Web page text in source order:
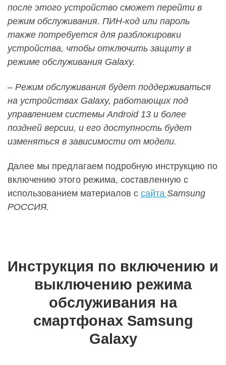
после этого устройство сможет перейти в
режим обслуживания. ПИН-код или пароль
также потребуется для разблокировки
устройства, чтобы отключить защиту в
режиме обслуживания Galaxy.
– Режим обслуживания будет поддерживаться
на устройствах Galaxy, работающих под
управлением системы Android 13 и более
поздней версии, и его доступность будет
изменяться в зависимости от модели.
Далее мы предлагаем подробную инструкцию по
включению этого режима, составленную с
использованием материалов с сайта Samsung
РОССИЯ.
Инструкция по включению и
выключению режима
обслуживания на
смартфонах Samsung
Galaxy